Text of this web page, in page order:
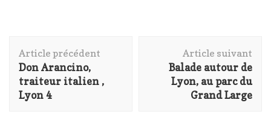
d'article
Article précédent
Don Arancino,
traiteur italien ,
Lyon 4
Article suivant
Balade autour de
Lyon, au parc du
Grand Large